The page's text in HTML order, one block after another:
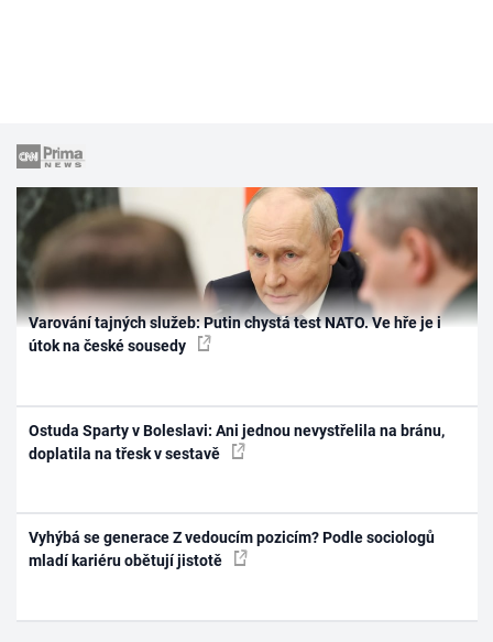
Varování tajných služeb: Putin chystá test NATO. Ve hře je i
útok na české sousedy
Ostuda Sparty v Boleslavi: Ani jednou nevystřelila na bránu,
doplatila na třesk v sestavě
Vyhýbá se generace Z vedoucím pozicím? Podle sociologů
mladí kariéru obětují jistotě